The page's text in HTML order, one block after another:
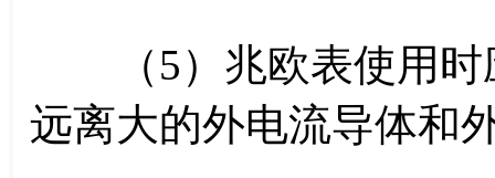
（5）兆欧表使用时
远离大的外电流导体和